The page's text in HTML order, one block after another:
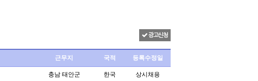
광고신청
근무지 국적 등록수정일
충남 태안군 한국 상시채용